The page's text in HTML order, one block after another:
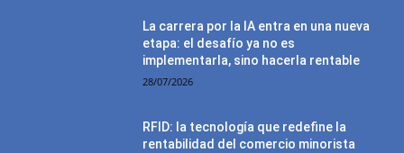
La carrera por la IA entra en una nueva
etapa: el desafío ya no es
implementarla, sino hacerla rentable
28/07/2026
RFID: la tecnología que redefine la
rentabilidad del comercio minorista